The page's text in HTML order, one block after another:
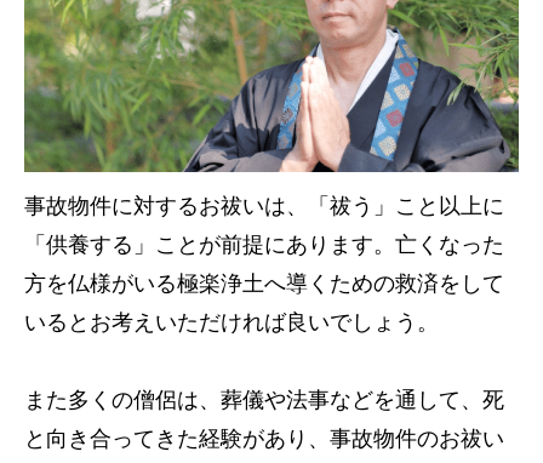
事故物件に対するお祓いは、「祓う」こと以上に
「供養する」ことが前提にあります。亡くなった
方を仏様がいる極楽浄土へ導くための救済をして
いるとお考えいただければ良いでしょう。
また多くの僧侶は、葬儀や法事などを通して、死
と向き合ってきた経験があり、事故物件のお祓い